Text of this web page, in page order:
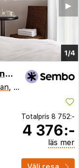
1/4
▶︎
Adagio Aparthotel Monaco Monte Cristo
, Frankrike
Totalpris 8 752:-
4 376:-
läs mer